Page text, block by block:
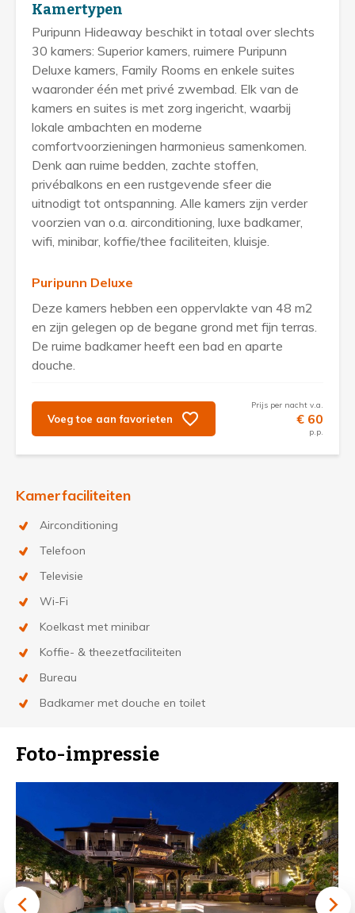
Kamertypen
Puripunn Hideaway beschikt in totaal over slechts
30 kamers: Superior kamers, ruimere Puripunn
Deluxe kamers, Family Rooms en enkele suites
waaronder één met privé zwembad. Elk van de
kamers en suites is met zorg ingericht, waarbij
lokale ambachten en moderne
comfortvoorzieningen harmonieus samenkomen.
Denk aan ruime bedden, zachte stoffen,
privébalkons en een rustgevende sfeer die
uitnodigt tot ontspanning. Alle kamers zijn verder
voorzien van o.a. airconditioning, luxe badkamer,
wifi, minibar, koffie/thee faciliteiten, kluisje.
Puripunn Deluxe
Deze kamers hebben een oppervlakte van 48 m2
en zijn gelegen op de begane grond met fijn terras.
De ruime badkamer heeft een bad en aparte
douche.
Voeg toe aan favorieten
Prijs per nacht v.a.
€ 60
p.p.
Kamerfaciliteiten
Airconditioning
Telefoon
Televisie
Wi-Fi
Koelkast met minibar
Koffie- & theezetfaciliteiten
Bureau
Badkamer met douche en toilet
Foto-impressie